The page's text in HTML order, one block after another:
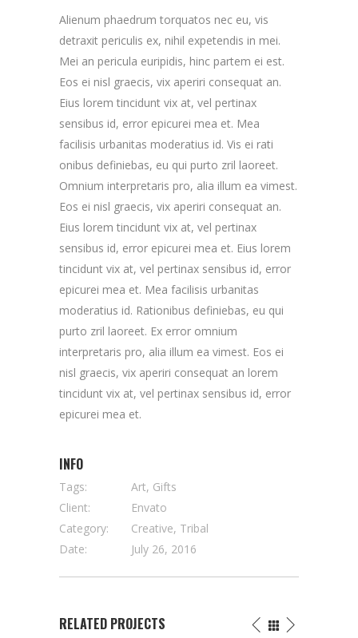
Alienum phaedrum torquatos nec eu, vis
detraxit periculis ex, nihil expetendis in mei.
Mei an pericula euripidis, hinc partem ei est.
Eos ei nisl graecis, vix aperiri consequat an.
Eius lorem tincidunt vix at, vel pertinax
sensibus id, error epicurei mea et. Mea
facilisis urbanitas moderatius id. Vis ei rati
onibus definiebas, eu qui purto zril laoreet.
Omnium interpretaris pro, alia illum ea vimest.
Eos ei nisl graecis, vix aperiri consequat an.
Eius lorem tincidunt vix at, vel pertinax
sensibus id, error epicurei mea et. Eius lorem
tincidunt vix at, vel pertinax sensibus id, error
epicurei mea et. Mea facilisis urbanitas
moderatius id. Rationibus definiebas, eu qui
purto zril laoreet. Ex error omnium
interpretaris pro, alia illum ea vimest. Eos ei
nisl graecis, vix aperiri consequat an lorem
tincidunt vix at, vel pertinax sensibus id, error
epicurei mea et.
INFO
Tags:
Art, Gifts
Client:
Envato
Category:
Creative, Tribal
Date:
July 26, 2016
RELATED PROJECTS